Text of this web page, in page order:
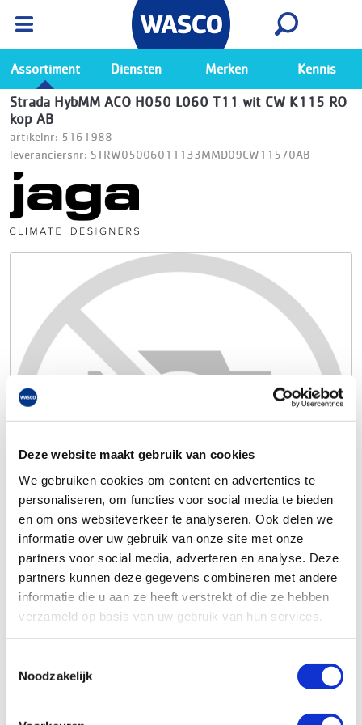
Deze website maakt gebruik van cookies
We gebruiken cookies om content en advertenties te
personaliseren, om functies voor social media te bieden
en om ons websiteverkeer te analyseren. Ook delen we
informatie over uw gebruik van onze site met onze
partners voor social media, adverteren en analyse. Deze
partners kunnen deze gegevens combineren met andere
informatie die u aan ze heeft verstrekt of die ze hebben
verzameld op basis van uw gebruik van hun services.
Noodzakelijk
Ga naar de Wasco app
Bekijk
Assortiment Diensten Merken Kennis
Strada HybMM ACO H050 L060 T11 wit CW K115 RO
kop AB
artikelnr: 5161988
leveranciersnr: STRW05006011133MMD09CW11570AB